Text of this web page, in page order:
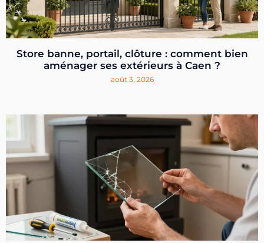
Store banne, portail, clôture : comment bien
aménager ses extérieurs à Caen ?
août 3, 2026